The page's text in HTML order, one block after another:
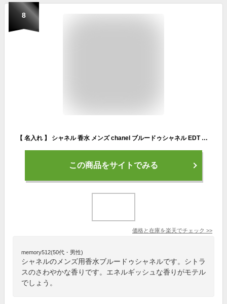
8
【 名入れ 】 シャネル 香水 メンズ chanel ブルードゥシャネル EDT オードトワレ ブルー50ml chanel香水 シャネル香水 CHANEL フレグランス ギフト 名前入り プレゼント 男性 誕生日プレゼント
この商品をサイトでみる
価格と在庫を楽天でチェック >>
memory512(50代・男性)
シャネルのメンズ用香水ブルードゥシャネルです。シトラ
スのさわやかな香りです。エネルギッシュな香りがモテル
でしょう。